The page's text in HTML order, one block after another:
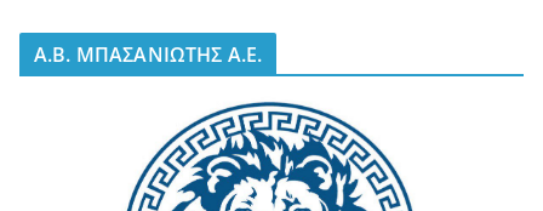
A.B. ΜΠΑΣΑΝΙΩΤΗΣ Α.Ε.